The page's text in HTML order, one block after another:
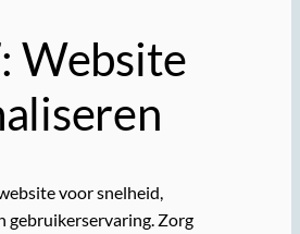
Website
voor snelheid,
gebruikerservaring. Zorg